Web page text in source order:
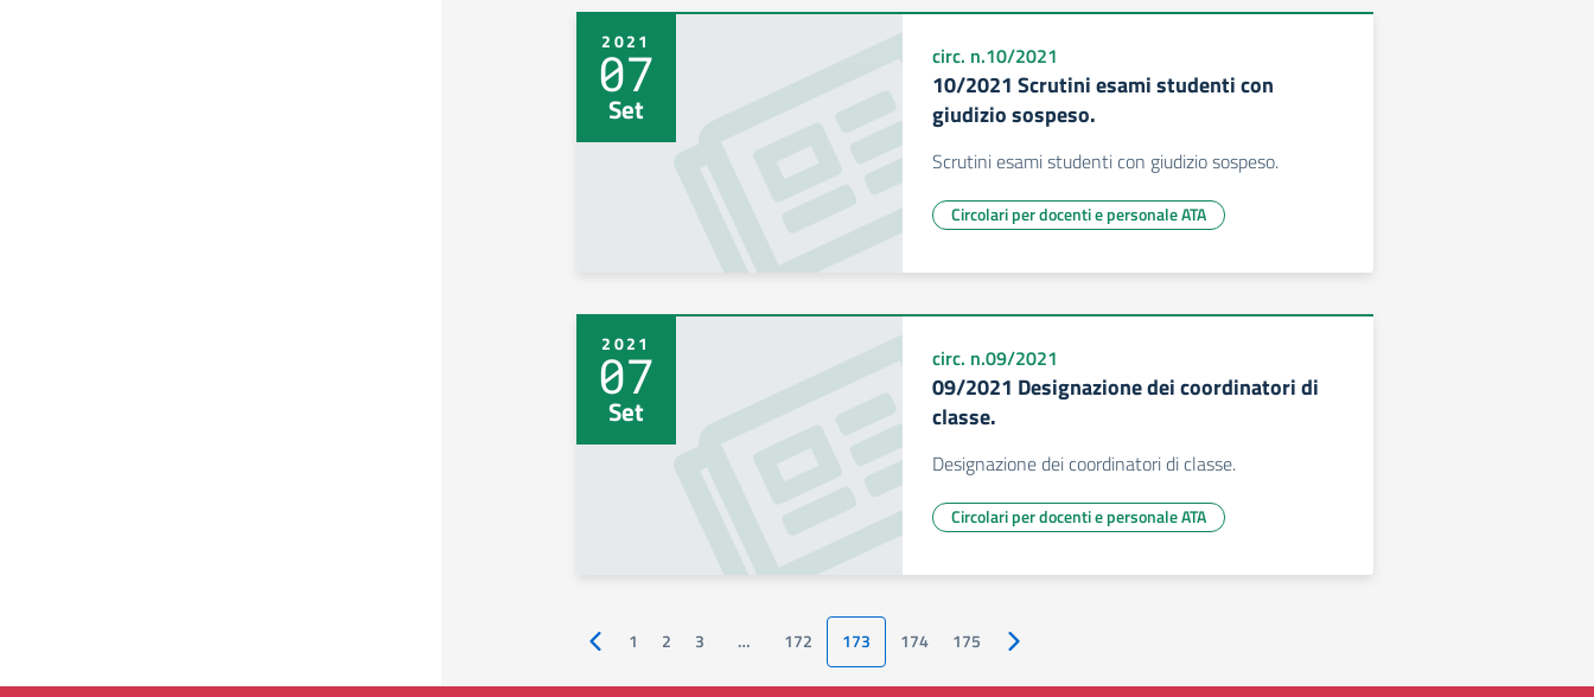
2021
07
Set
circ. n.10/2021
10/2021 Scrutini esami studenti con
giudizio sospeso.
Scrutini esami studenti con giudizio sospeso.
Circolari per docenti e personale ATA
2021
07
Set
circ. n.09/2021
09/2021 Designazione dei coordinatori di
classe.
Designazione dei coordinatori di classe.
Circolari per docenti e personale ATA
Pagina precedente
1 2 3 … 172 173 174 175 Pagina successiva